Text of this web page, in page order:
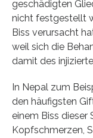
geschädigten
nicht festgestellt
Biss verursacht
weil sich die
damit des
In Nepal zum
den häufigsten
einem Biss dieser
Kopfschmerzen,